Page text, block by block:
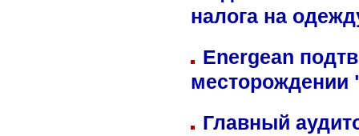
налога на
Energean
Главный